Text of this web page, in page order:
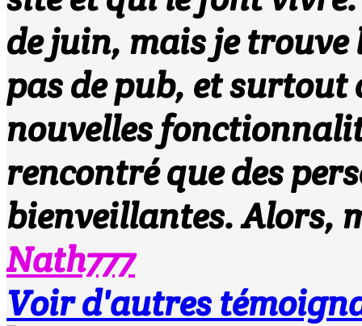
de juin, mais je
pas de pub, et surtout
nouvelles
rencontré que des
bienveillantes. Alors,
Nath777
Voir d'autres